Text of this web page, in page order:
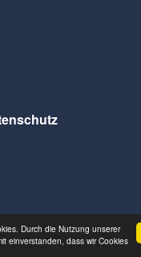
Durch die Nutzung unserer
einverstanden, dass wir Cookies
Seventum